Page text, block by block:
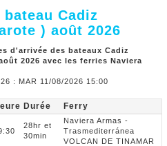
Cadiz
) août 2026
d'arrivée des bateaux Cadiz
2026 avec les ferries Naviera
: MAR 11/08/2026 15:00
Durée Ferry
28hr et
30min
Naviera Armas -
Trasmediterránea
VOLCAN DE TINAMAR